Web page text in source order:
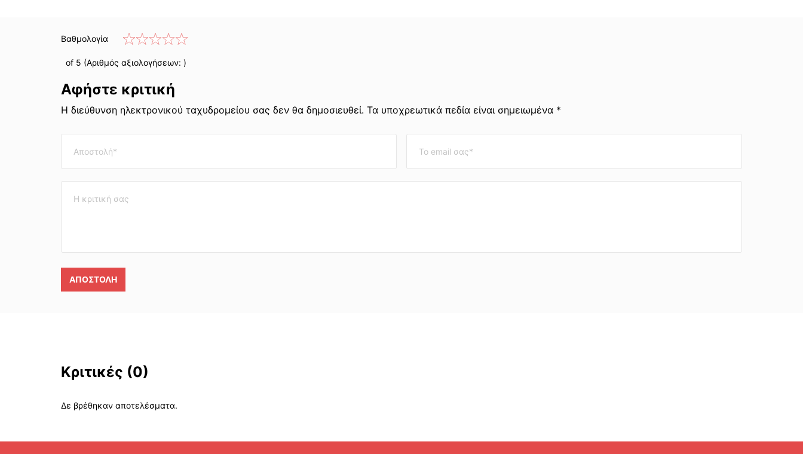
Βαθμολογία
of 5 (Αριθμός αξιολογήσεων: )
Αφήστε κριτική
Η διεύθυνση ηλεκτρονικού ταχυδρομείου σας δεν θα δημοσιευθεί. Τα υποχρεωτικά πεδία είναι σημειωμένα *
ΑΠΟΣΤΟΛΉ
Κριτικές (0)
Δε βρέθηκαν αποτελέσματα.